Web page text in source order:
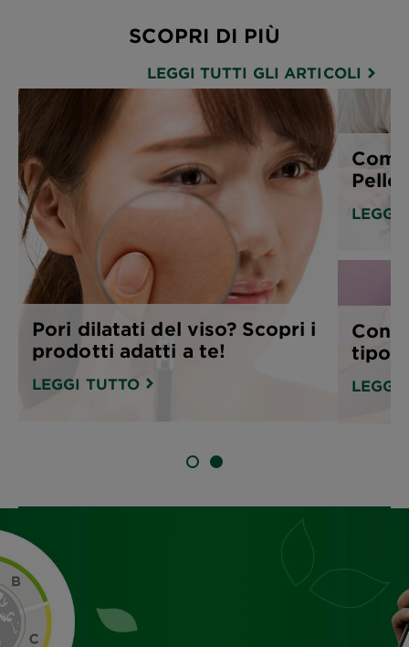
SCOPRI DI PIÙ
LEGGI TUTTI GLI ARTICOLI
Pori dilatati del viso? Scopri i
prodotti adatti a te!
LEGGI TUTTO
Pelle
LEGGI
tipo
LEGGI
SLIDE 1SLIDE 2